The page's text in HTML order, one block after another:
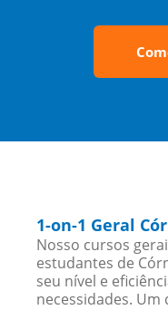
1-on-1 Geral
Nosso cursos
estudantes de
seu nível e
necessidades.